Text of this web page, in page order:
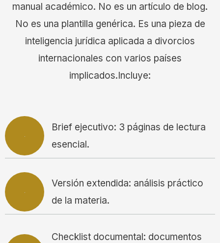
manual académico. No es un artículo de blog.
No es una plantilla genérica. Es una pieza de
inteligencia jurídica aplicada a divorcios
internacionales con varios países
implicados.Incluye:
Brief ejecutivo: 3 páginas de lectura
esencial.
Versión extendida: análisis práctico
de la materia.
Checklist documental: documentos